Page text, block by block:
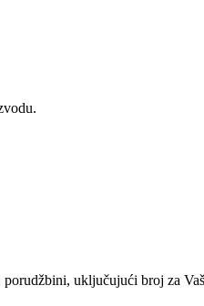
uključujući broj za